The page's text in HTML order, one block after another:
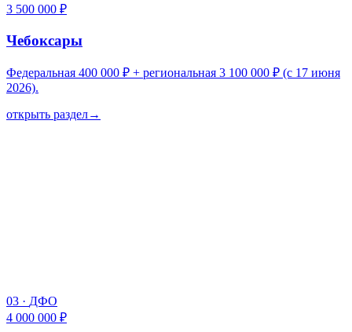
3 500 000 ₽
Чебоксары
Федеральная 400 000 ₽ + региональная 3 100 000 ₽ (с 17 июня
2026).
открыть раздел→
03 · ДФО
4 000 000 ₽